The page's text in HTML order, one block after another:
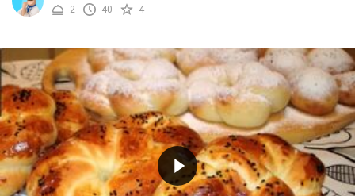
2
40 4